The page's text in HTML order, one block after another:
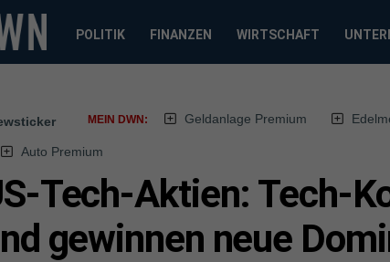
POLITIK FINANZEN WIRTSCHAFT
MEIN DWN: Geldanlage Premium
Auto Premium
Tech-Aktien: Tech-
gewinnen neue